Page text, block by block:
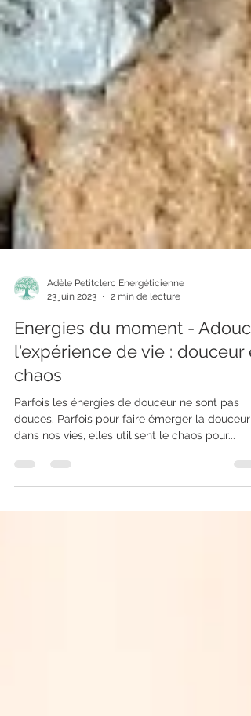
23 juin 2023
2 min de lecture
Energies du moment - Adoucir
l'expérience de vie : douceur
chaos
Parfois les énergies de douceur ne sont pas
dans nos vies, elles utilisent le chaos pour...